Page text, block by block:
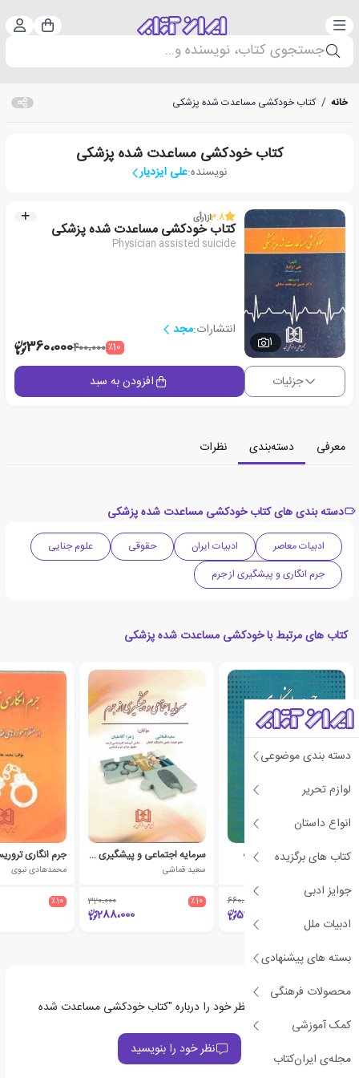
دسته‌بندی سبد
جستجوی کتاب، نویسنده و...
دسته بندی موضوعی
لوازم تحریر
انواع داستان
کتاب های برگزیده
جوایز ادبی
ادبیات ملل
بسته های پیشنهادی
محصولات فرهنگی
کمک آموزشی
مجله‌ی ایران‌کتاب
خانه / کتاب خودکشی مساعدت شده پزشکی
کتاب خودکشی مساعدت شده پزشکی
نویسنده:علی ایزدیار
1
3.8از1رأی
کتاب خودکشی مساعدت شده پزشکی
Physician assisted suicide
انتشارات:مجد
٪10400،000360،000
جزئیات افزودن به سبد
معرفی دسته‌بندی نظرات
دسته بندی های کتاب خودکشی مساعدت شده پزشکی
ادبیات معاصر ادبیات ایران حقوقی
علوم جنایی
جرم انگاری و پیشگیری از جرم
کتاب های مرتبط با خودکشی مساعدت شده پزشکی
جرم انگاری در حوزه فرهنگ
٪10 660،000
594،000
سرمایه اجتماعی و پیشگیری از جرم
سعید قماشی
٪10 320،000
288،000
جرم انگاری
محمدهادی نبوی
٪10
اولین نفری باشید که نظر خود را درباره "کتاب خودکشی مساعدت شده
پزشکی" ثبت می‌کند
نظر خود را بنویسید